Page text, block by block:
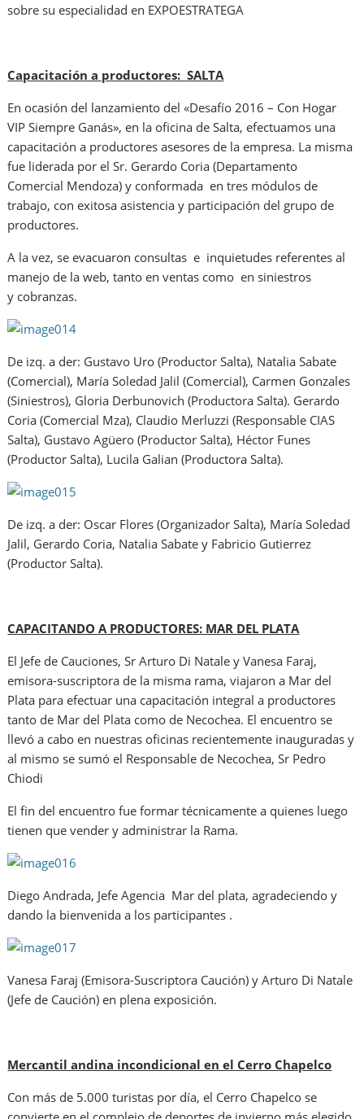
sobre su especialidad en EXPOESTRATEGA
Capacitación a productores: SALTA
En ocasión del lanzamiento del «Desafío 2016 – Con Hogar
VIP Siempre Ganás», en la oficina de Salta, efectuamos una
capacitación a productores asesores de la empresa. La misma
fue liderada por el Sr. Gerardo Coria (Departamento
Comercial Mendoza) y conformada en tres módulos de
trabajo, con exitosa asistencia y participación del grupo de
productores.
A la vez, se evacuaron consultas e inquietudes referentes al
manejo de la web, tanto en ventas como en siniestros
y cobranzas.
De izq. a der: Gustavo Uro (Productor Salta), Natalia Sabate
(Comercial), María Soledad Jalil (Comercial), Carmen Gonzales
(Siniestros), Gloria Derbunovich (Productora Salta). Gerardo
Coria (Comercial Mza), Claudio Merluzzi (Responsable CIAS
Salta), Gustavo Agüero (Productor Salta), Héctor Funes
(Productor Salta), Lucila Galian (Productora Salta).
De izq. a der: Oscar Flores (Organizador Salta), María Soledad
Jalil, Gerardo Coria, Natalia Sabate y Fabricio Gutierrez
(Productor Salta).
CAPACITANDO A PRODUCTORES: MAR DEL PLATA
El Jefe de Cauciones, Sr Arturo Di Natale y Vanesa Faraj,
emisora-suscriptora de la misma rama, viajaron a Mar del
Plata para efectuar una capacitación integral a productores
tanto de Mar del Plata como de Necochea. El encuentro se
llevó a cabo en nuestras oficinas recientemente inauguradas y
al mismo se sumó el Responsable de Necochea, Sr Pedro
Chiodi
El fin del encuentro fue formar técnicamente a quienes luego
tienen que vender y administrar la Rama.
Diego Andrada, Jefe Agencia Mar del plata, agradeciendo y
dando la bienvenida a los participantes .
Vanesa Faraj (Emisora-Suscriptora Caución) y Arturo Di Natale
(Jefe de Caución) en plena exposición.
Mercantil andina incondicional en el Cerro Chapelco
Con más de 5.000 turistas por día, el Cerro Chapelco se